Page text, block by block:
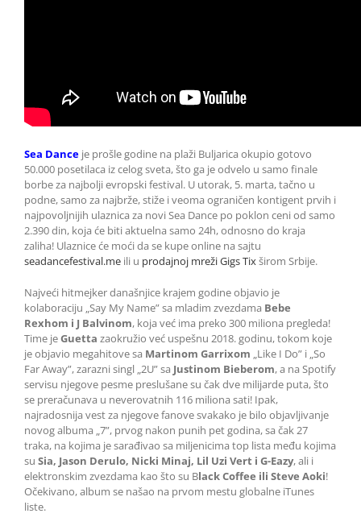
Sea Dance je prošle godine na plaži Buljarica okupio gotovo
50.000 posetilaca iz celog sveta, što ga je odvelo u samo finale
borbe za najbolji evropski festival. U utorak, 5. marta, tačno u
podne, samo za najbrže, stiže i veoma ograničen kontigent prvih i
najpovoljnijih ulaznica za novi Sea Dance po poklon ceni od samo
2.390 din, koja će biti aktuelna samo 24h, odnosno do kraja
zaliha! Ulaznice će moći da se kupe online na sajtu
seadancefestival.me ili u prodajnoj mreži Gigs Tixširom Srbije.
Najveći hitmejker današnjice krajem godine objavio je
kolaboraciju „Say My Name” sa mladim zvezdama Bebe
Rexhom i J Balvinom, koja već ima preko 300 miliona pregleda!
Time jeGuetta zaokružio već uspešnu 2018. godinu, tokom koje
je objavio megahitove sa Martinom Garrixom „Like I Do” i „So
Far Away”, zarazni singl „2U” sa Justinom Bieberom, a na Spotify
servisu njegove pesme preslušane su čak dve milijarde puta, što
se preračunava u neverovatnih 116 miliona sati! Ipak,
najradosnija vest za njegove fanove svakako je bilo objavljivanje
novog albuma „7”, prvog nakon punih pet godina, sa čak 27
traka, na kojima je sarađivao sa miljenicima top lista među kojima
su Sia, Jason Derulo, Nicki Minaj, Lil Uzi Vert i G-Eazy, ali i
elektronskim zvezdama kao što su Black Coffee ili Steve Aoki!
Očekivano, album se našao na prvom mestu globalne iTunes
liste.